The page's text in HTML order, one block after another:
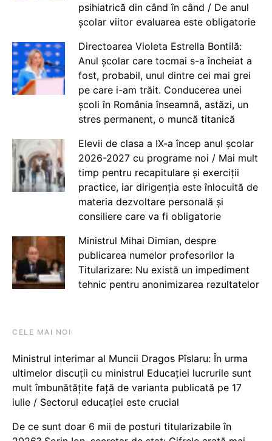
psihiatrică din când în când / De anul
școlar viitor evaluarea este obligatorie
Directoarea Violeta Estrella Bontilă:
Anul școlar care tocmai s-a încheiat a
fost, probabil, unul dintre cei mai grei
pe care i-am trăit. Conducerea unei
școli în România înseamnă, astăzi, un
stres permanent, o muncă titanică
Elevii de clasa a IX-a încep anul școlar
2026-2027 cu programe noi / Mai mult
timp pentru recapitulare și exerciții
practice, iar dirigenția este înlocuită de
materia dezvoltare personală și
consiliere care va fi obligatorie
Ministrul Mihai Dimian, despre
publicarea numelor profesorilor la
Titularizare: Nu există un impediment
tehnic pentru anonimizarea rezultatelor
CELE MAI NOI
Ministrul interimar al Muncii Dragos Pîslaru: În urma
ultimelor discuții cu ministrul Educației lucrurile sunt
mult îmbunătățite față de varianta publicată pe 17
iulie / Sectorul educației este crucial
De ce sunt doar 6 mii de posturi titularizabile în